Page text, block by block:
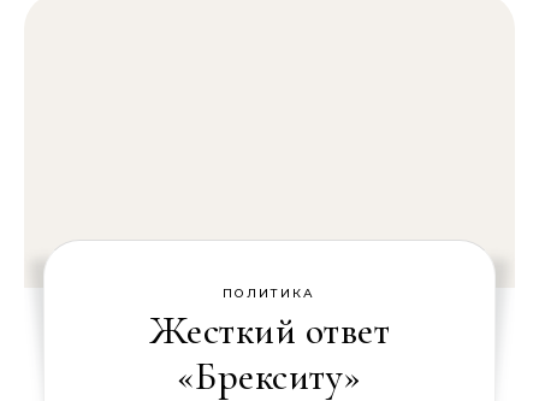
ПОЛИТИКА
Жесткий ответ
«Брекситу»